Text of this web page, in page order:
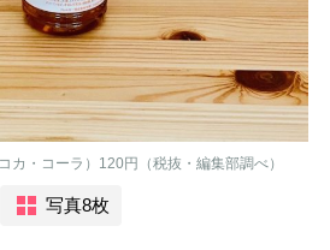
カ・コーラ）120円（税抜・編集部調べ）
写真8枚